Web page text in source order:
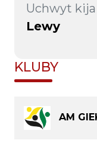
Uchwyt kija
Lewy
KLUBY
AM